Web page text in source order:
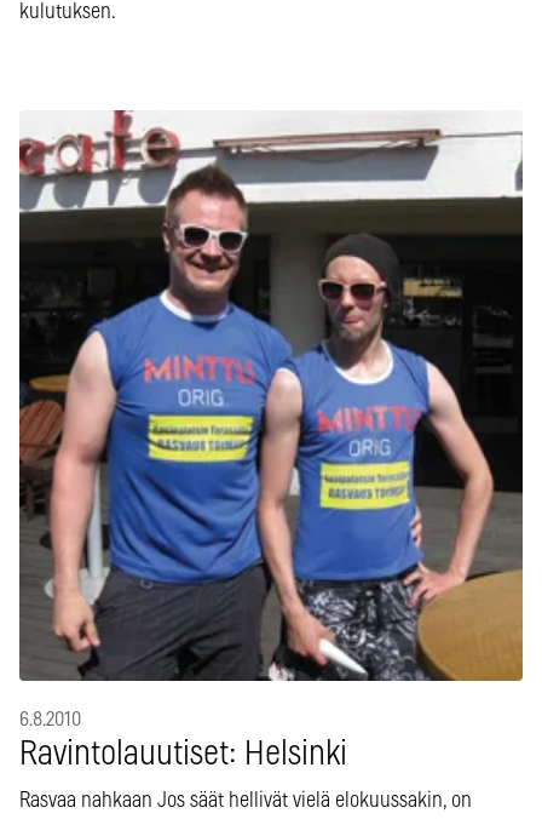
kulutuksen.
6.8.2010
Ravintolauutiset: Helsinki
Rasvaa nahkaan Jos säät hellivät vielä elokuussakin, on